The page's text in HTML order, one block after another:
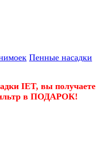
Пенные насадки
IET, вы получаете
в ПОДАРОК!